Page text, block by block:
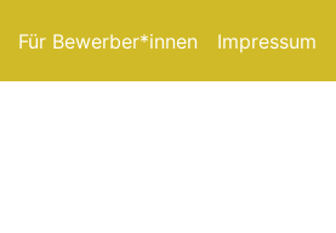
Für Bewerber*innen Impressum